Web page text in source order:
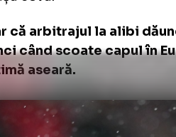
Calculul este foarte
dar dacă permit intrări
delicat până la finalul